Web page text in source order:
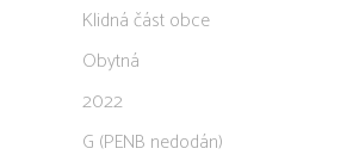
Klidná část obce
Obytná
2022
G (PENB nedodán)